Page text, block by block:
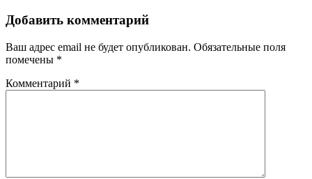
Добавить комментарий
Ваш адрес email не будет опубликован. Обязательные поля
помечены *
Комментарий *